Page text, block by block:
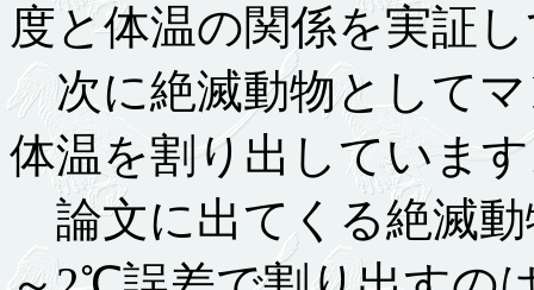
度と体温の関係を実証
次に絶滅動物としてマ
体温を割り出していま
論文に出てくる絶滅